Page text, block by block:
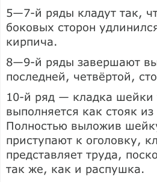
5—7-й ряды кладут так,
боковых сторон
кирпича.
8—9-й ряды завершают
последней, четвёртой,
10-й ряд — кладка шейки
выполняется как стояк
Полностью выложив
приступают к оголовку,
представляет труда,
так же, как и распушка.